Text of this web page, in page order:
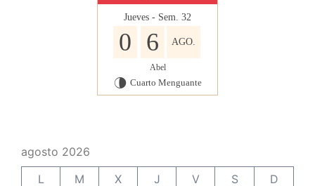
Jueves - Sem. 32
0 6 AGO.
Abel
U Cuarto Menguante
agosto 2026
L
M X J V S
D